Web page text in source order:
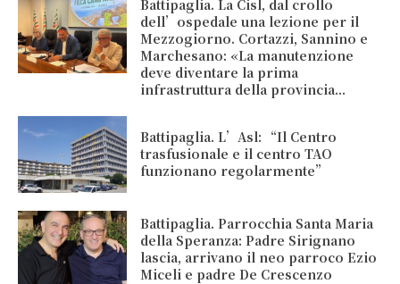
Battipaglia. La Cisl, dal crollo
dell’ospedale una lezione per il
Mezzogiorno. Cortazzi, Sannino e
Marchesano: «La manutenzione
deve diventare la prima
infrastruttura della provincia...
Battipaglia. L’Asl: “Il Centro
trasfusionale e il centro TAO
funzionano regolarmente”
Battipaglia. Parrocchia Santa Maria
della Speranza: Padre Sirignano
lascia, arrivano il neo parroco Ezio
Miceli e padre De Crescenzo